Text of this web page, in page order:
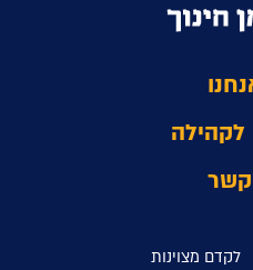
לקהילה
קשר
לקדם מצוינות